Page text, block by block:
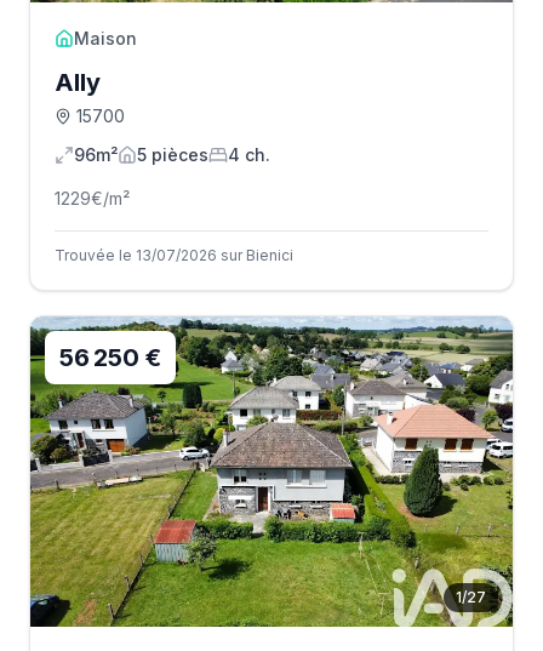
Maison
Ally
15700
96m²
5 pièces 4 ch.
1229€/m²
Trouvée le 13/07/2026 sur Bienici
1/27
56 250 €